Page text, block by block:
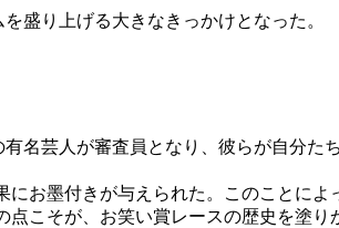
盛り上げる大きなきっかけとなった。
芸人が審査員となり、彼らが自分た
お墨付きが与えられた。このことに
こそが、お笑い賞レースの歴史を塗り